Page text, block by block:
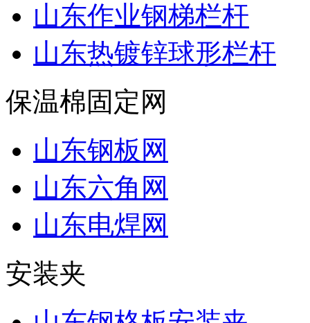
山东作业钢梯栏杆
山东热镀锌球形栏杆
保温棉固定网
山东钢板网
山东六角网
山东电焊网
安装夹